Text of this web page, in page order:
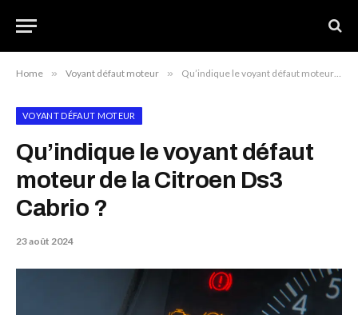
Home » Voyant défaut moteur » Qu’indique le voyant défaut moteur de la Citroen Ds3 Cabrio ?
VOYANT DÉFAUT MOTEUR
Qu’indique le voyant défaut
moteur de la Citroen Ds3
Cabrio ?
23 août 2024